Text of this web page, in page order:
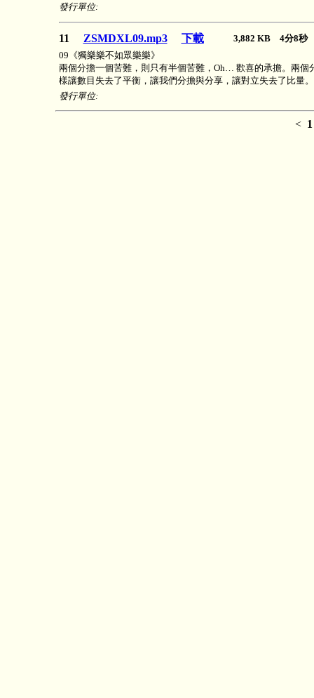
發行單位:
11 ZSMDXL09.mp3 下載
3,882 KB 4分8
09《獨樂樂不如眾樂樂》
兩個分擔一個苦難，則只有半個苦難，Oh… 歡喜的承擔。兩
樣讓數目失去了平衡，讓我們分擔與分享，讓對立失去了比量
發行單位:
< 1